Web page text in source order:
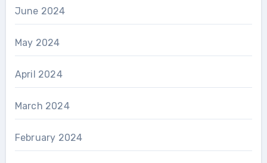
June 2024
May 2024
April 2024
March 2024
February 2024